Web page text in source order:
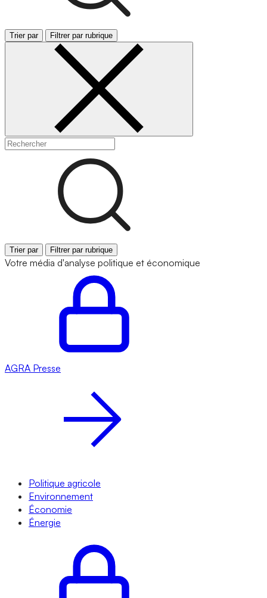
Trier par Filtrer par rubrique
Trier par Filtrer par rubrique
Votre média d'analyse politique et économique
AGRA Presse
Politique agricole
Environnement
Économie
Énergie